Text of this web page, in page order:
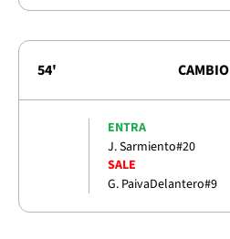
54' CAMBIO
ENTRA
J. Sarmiento#20
SALE
G. PaivaDelantero#9